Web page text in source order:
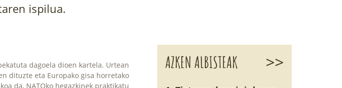
ispilua.
dagoela dioen kartela. Urtean
dituzte eta Europako gisa horretako
da, NATOko hegazkinek praktikatu
AZKEN ALBISTEAK >>